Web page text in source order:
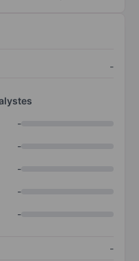
-
-
-
-
-
-
-